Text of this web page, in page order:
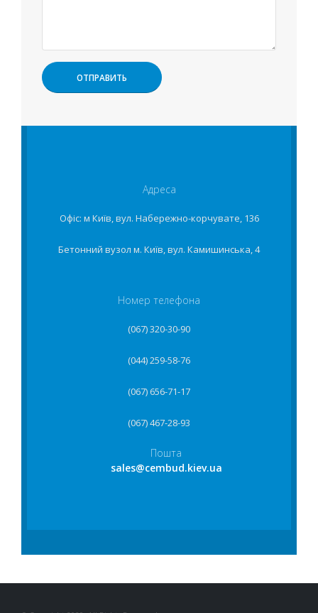
Адреса
Офіс: м Київ, вул. Набережно-корчувате, 136
Бетонний вузол м. Київ, вул. Камишинська, 4
Номер телефона
(067) 320-30-90
(044) 259-58-76
(067) 656-71-17
(067) 467-28-93
Пошта
sales@cembud.kiev.ua